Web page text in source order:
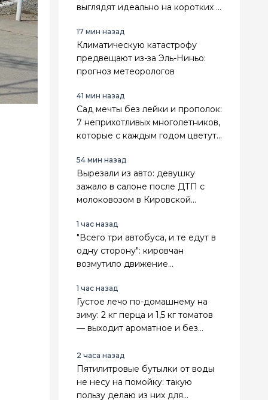
выглядят идеально на коротких и
17 мин назад
Климатическую катастрофу
предвещают из-за Эль-Ниньо:
прогноз метеорологов
41 мин назад
Сад мечты без лейки и прополок:
7 неприхотливых многолетников,
которые с каждым годом цветут
54 мин назад
Вырезали из авто: девушку
зажало в салоне после ДТП с
молоковозом в Кировской
1 час назад
"Всего три автобуса, и те едут в
одну сторону": кировчан
возмутило движение
1 час назад
Густое лечо по-домашнему на
зиму: 2 кг перца и 1,5 кг томатов
— выходит ароматное и без
2 часа назад
Пятилитровые бутылки от воды
не несу на помойку: такую
пользу делаю из них для